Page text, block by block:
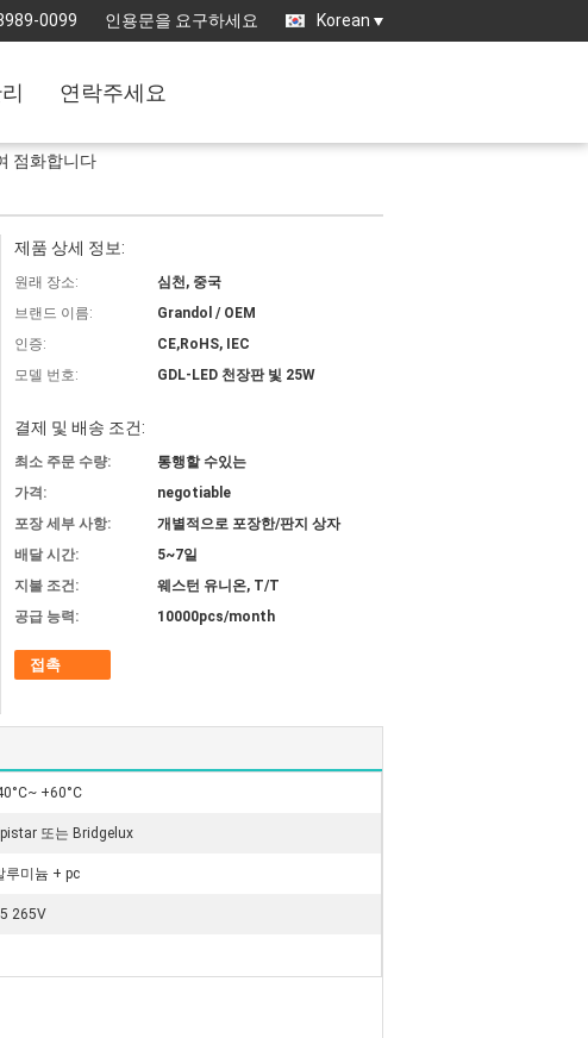
0099 인용문을 요구하세요 Korean
연락주세요
점화합니다
제품 상세 정보:
원래 장소:
심천, 중국
브랜드 이름:
Grandol / OEM
인증:
CE,RoHS, IEC
모델 번호:
GDL-LED 천장판 빛 25W
결제 및 배송 조건:
최소 주문 수량:
통행할 수있는
가격:
negotiable
포장 세부 사항:
개별적으로 포장한/판지 상자
배달 시간:
5~7일
지불 조건:
웨스턴 유니온, T/T
공급 능력:
10000pcs/month
접촉
+60°C
또는 Bridgelux
루미늄 + pc
265V